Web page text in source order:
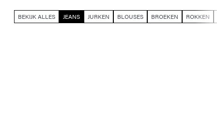
BEKIJK ALLES JEANS JURKEN BLOUSES BROEKEN ROKKEN